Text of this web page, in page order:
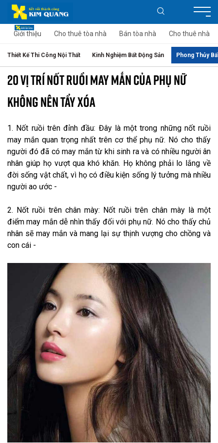
Giới thiệu Cho thuê tòa nhà Bán tòa nhà Cho thuê nhà
Thiết Kế Thi Công Nội Thất Kinh Nghiệm Bất Động Sản Phong Thủy
20 VỊ TRÍ NỐT RUỒI MAY MẮN CỦA PHỤ NỮ
KHÔNG NÊN TẨY XÓA
1. Nốt ruồi trên đỉnh đầu: Đây là một trong những nốt ruồi
may mắn quan trọng nhất trên cơ thể phụ nữ. Nó cho thấy
người đó đã có may mắn từ khi sinh ra và có nhiều người ân
nhân giúp họ vượt qua khó khăn. Họ không phải lo lắng về
đời sống vật chất, vì họ có điều kiện sống lý tưởng mà nhiều
người ao ước -
2. Nốt ruồi trên chân mày: Nốt ruồi trên chân mày là một
điểm may mắn dễ nhìn thấy đối với phụ nữ. Nó cho thấy chủ
nhân sẽ may mắn và mang lại sự thịnh vượng cho chồng và
con cái -